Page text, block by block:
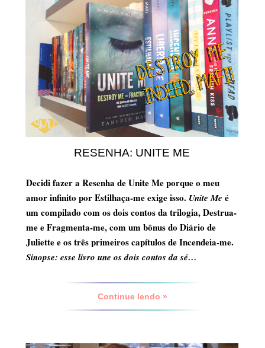
RESENHA: UNITE ME
Decidi fazer a Resenha de Unite Meporque o meu
amor infinito porEstilhaça-meexige isso. Unite Me é
um compilado com os dois contos da trilogia, Destrua-
me e Fragmenta-me, com um bônus do Diário de
Juliette e os três primeiros capítulos deIncendeia-me.
Sinopse: esse livro une os dois contos da sé…
Continue lendo »